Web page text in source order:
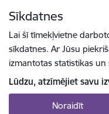
Sīkdatnes
Lai šī tīmekļvietne
sīkdatnes. Ar Jūsu
izmantotas statistikas
Lūdzu, atzīmējiet savu
Noraidīt